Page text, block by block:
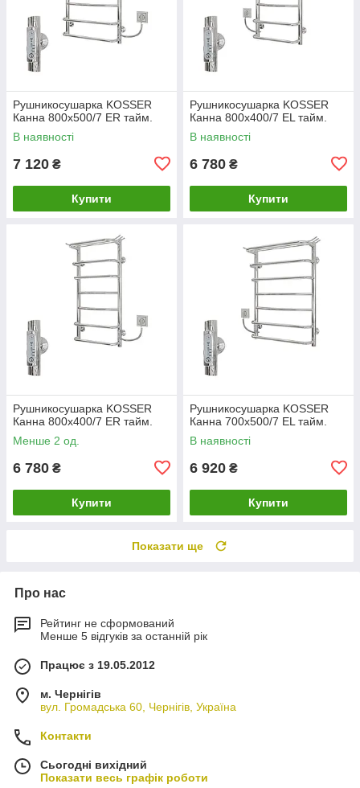
Рушникосушарка KOSSER
Канна 800х500/7 ЕR тайм.
В наявності
7 120 ₴
Купити
Рушникосушарка KOSSER
Канна 800х400/7 ЕL тайм.
В наявності
6 780 ₴
Купити
Рушникосушарка KOSSER
Канна 800х400/7 ЕR тайм.
Менше 2 од.
6 780 ₴
Купити
Рушникосушарка KOSSER
Канна 700х500/7 ЕL тайм.
В наявності
6 920 ₴
Купити
Показати ще
Про нас
Рейтинг не сформований
Менше 5 відгуків за останній рік
Працює з 19.05.2012
м. Чернігів
вул. Громадська 60, Чернігів, Україна
Контакти
Сьогодні вихідний
Показати весь графік роботи